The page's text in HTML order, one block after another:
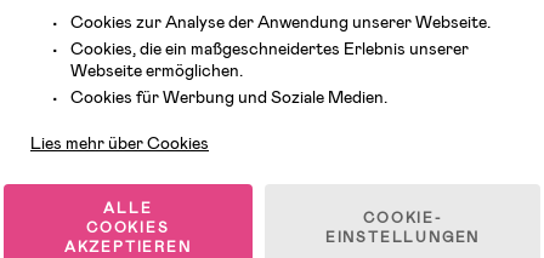
© 2026 Jollyroom GmbH. Alle Rechte vorbehalten.
Cookies zur Analyse der Anwendung unserer Webseite.
Cookies, die ein maßgeschneidertes Erlebnis unserer
Webseite ermöglichen.
Cookies für Werbung und Soziale Medien.
Lies mehr über Cookies
ALLE
COOKIES
AKZEPTIEREN
COOKIE-
EINSTELLUNGEN